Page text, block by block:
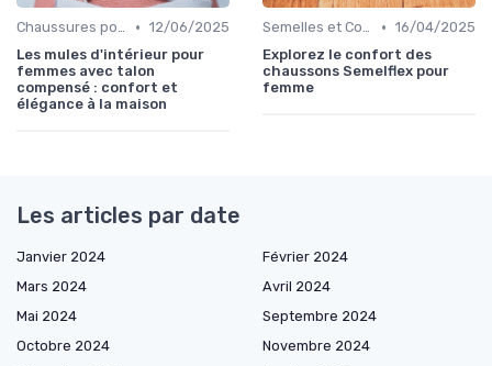
Chaussures pour Occasions Spéciales • 12/06/2025
Les mules d'intérieur pour
femmes avec talon
compensé : confort et
élégance à la maison
Semelles et Confort du Pied • 16/04/2025
Explorez le confort des
chaussons Semelflex pour
femme
Les articles par date
Janvier 2024
Février 2024
Mars 2024
Avril 2024
Mai 2024
Septembre 2024
Octobre 2024
Novembre 2024